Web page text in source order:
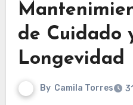
de Cuidado
Longevidad
By Camila Torres